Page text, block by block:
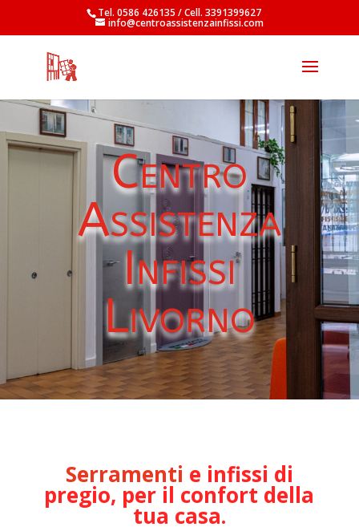
Tel. 0586 426135 / Cell. 3391399627
info@centroassistenzainfissi.com
Centro
Assistenza
Infissi
Livorno
Serramenti e infissi di
pregio, per il confort della
tua casa.